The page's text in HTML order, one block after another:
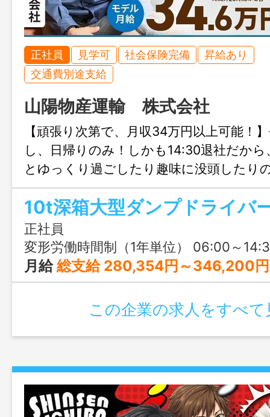
正社員 見学可 社会保険完備
昇給あり
交通費別途支給
山陽物産運輸 株式会社
【頑張り次第で、月収34万円以上可能！
し、日帰りのみ！しかも14:30退社だから
とゆっくり過ごしたり趣味に没頭したり
すよ♪ 今回は①正社員の募集ですが、
契約社員として応募可能、給与条件は同
10t深箱大型ダンプドライバ
正社員
変形労働時間制（1年単位） 06:00～14:30（実働7.5時間）
月給総支給 280,354円～346,200円 （日給：8,400円） 【月収詳細】 ●モデル月収A（休日出勤3日程度＋時間外25時間の場合） 基本給 ：184,800円（日給8,400円×22日） 休日出勤手当 ：31,500円（3日分：日給8,400円×1.25×3） 運行時間外手当：126,100円（業務量、業務内容による） 通勤手当 ：3,800円（参考金額） ▶▶月収 346,200円 ●モデル月収Ｂ（休日出勤なし＋時間外10時
この企業の求人をすべて